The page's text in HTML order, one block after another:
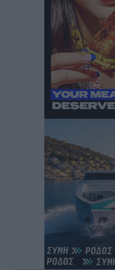
Στρατηγικές
Δημόσιας Υγείας
Νοσοκομεία της Γ΄
Τοπικές Ειδήσεις• πριν 2
Πάνθηρες: Ξεκίνησαν
“πτήση” τους
Αθλητικά• πριν 2 ώρες
Άρης Αρχαγγέλου:
Θωμά
Αθλητικά• πριν 2 ώρες
Φοίβος: Η μεγάλη
πριν 2 ώρες
Κλεάνθης: Έτοιμες οι